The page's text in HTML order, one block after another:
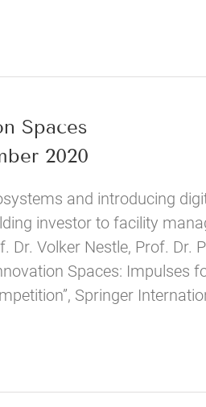
Spaces
2020
and introducing
investor to facility
Dr. Volker Nestle, Prof. Dr.
Spaces: Impulses
Springer